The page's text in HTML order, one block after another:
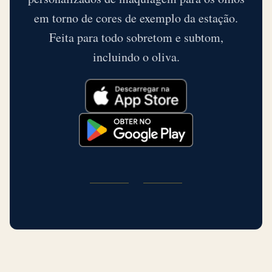
pouco confiáveis para todas as pessoas, não só
para complexões oliva.
quentes por baixo do tom oliva, e tratar toda
complexão oliva como neutra produz
recomendações de paleta que erram na precisão.
em torno de cores de exemplo da estação.
Feita para todo sobretom e subtom,
incluindo o oliva.